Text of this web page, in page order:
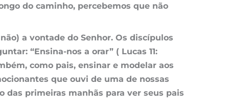
do caminho, percebemos que não
a vontade do Senhor. Os discípulos
“Ensina-nos a orar” ( Lucas 11:
como pais, ensinar e modelar aos
que ouvi de uma de nossas
das primeiras manhãs para ver seus pais